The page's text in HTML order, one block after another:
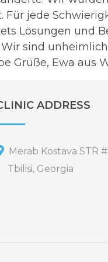
jede
Lösungen und
Wir sind
Grüße, Ewa aus
ADDRESS
Merab Kostava STR
Tbilisi, Georgia